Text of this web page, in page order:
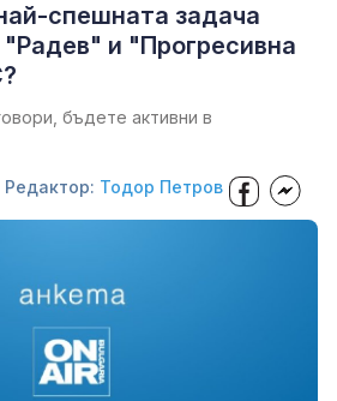
спешната задача
и "Прогресивна
бъдете активни в
Редактор: Тодор Петров